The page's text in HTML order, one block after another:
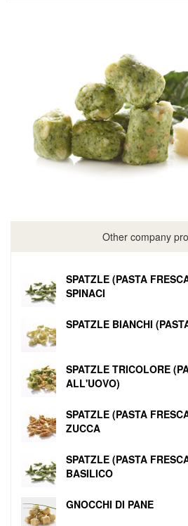
Other company
SPATZLE (PASTA
SPINACI
SPATZLE BIANCHI
SPATZLE TRICOLORE
ALL'UOVO)
SPATZLE (PASTA
ZUCCA
SPATZLE (PASTA
BASILICO
GNOCCHI DI PANE